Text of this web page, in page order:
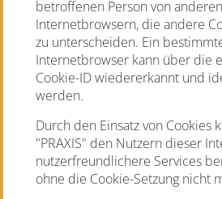
betroffenen Person von anderen
Internetbrowsern, die andere
zu unterscheiden. Ein
Internetbrowser kann über die
Cookie-ID wiedererkannt und
werden.
Durch den Einsatz von Cookies
"PRAXIS" den Nutzern dieser
nutzerfreundlichere Services
ohne die Cookie-Setzung nicht